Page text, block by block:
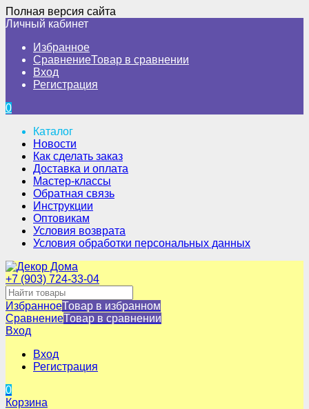
Полная версия сайта
Личный кабинет
Избранное
СравнениеТовар в сравнении
Вход
Регистрация
0
Каталог
Новости
Как сделать заказ
Доставка и оплата
Мастер-классы
Обратная связь
Инструкции
Оптовикам
Условия возврата
Условия обработки персональных данных
+7 (903) 724-33-04
ИзбранноеТовар в избранном
СравнениеТовар в сравнении
Вход
Вход
Регистрация
0
Корзина